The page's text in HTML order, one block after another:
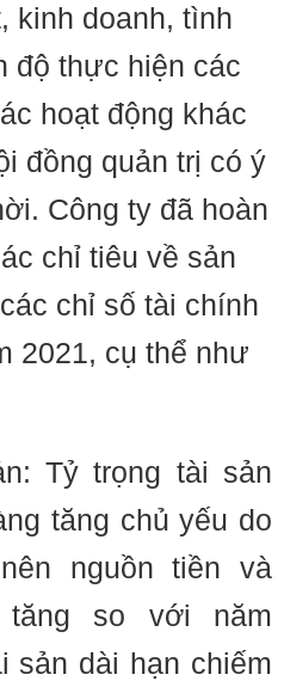
kinh doanh, tình
độ thực hiện các
hoạt động khác
đồng quản trị có ý
Công ty đã hoàn
chỉ tiêu về sản
chỉ số tài chính
2021, cụ thể như
Tỷ trọng tài sản
tăng chủ yếu do
nguồn tiền và
tăng so với năm
sản dài hạn chiếm